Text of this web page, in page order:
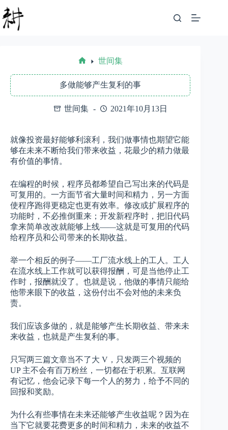
至
内
页
世间集
多做能够产生复利的事
世间集 2021年10月13日
就像投资最好能够利滚利，我们做事情也期望它能
够在未来不断给我们带来收益，花最少的精力做最
有价值的事情。
在编程的时候，程序员都希望自己写出来的代码是
可复用的。一方面节省大量时间和精力，另一方面
使程序跑得更稳定也更有效率。修改或扩展程序的
功能时，不必推倒重来；开发新程序时，把旧代码
拿来简单改改就能够上线——这就是可复用的代码
给程序员和公司带来的长期收益。
举一个相反的例子——工厂流水线上的工人。工人
在流水线上工作就可以获得报酬，可是当他停止工
作时，报酬就没了。也就是说，他做的事情只能给
他带来眼下的收益，这份付出不会对他的未来负
责。
我们应该多做的，就是能够产生长期收益、带来未
来收益，也就是产生复利的事。
只写两三篇文章当不了大 V，只发两三个视频的
UP 主不会有百万粉丝，一切都在于积累。互联网
有记忆，他会记录下每一个人的努力，给予不同的
回报和奖励。
为什么有些事情在未来还能够产生收益呢？因为在
当下它就要花费更多的时间和精力，未来的收益不